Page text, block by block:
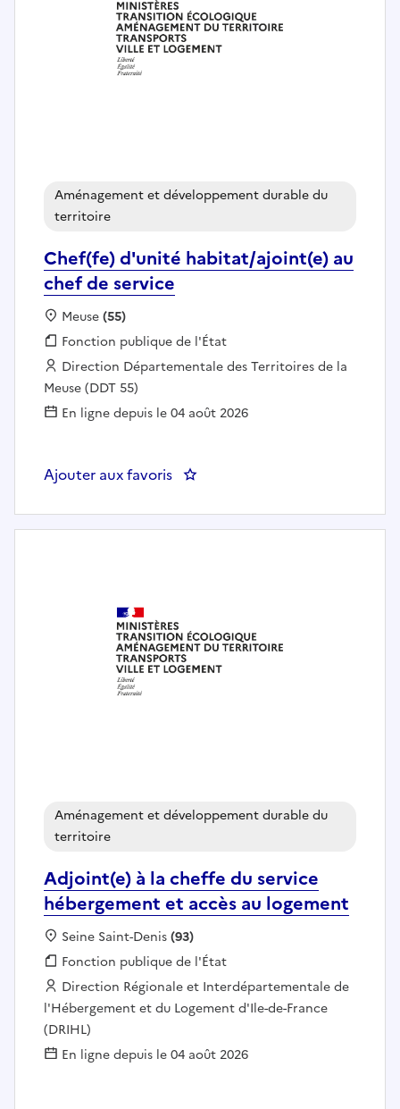
Chef(fe) d'unité habitat/ajoint(e) au
chef de service
Aménagement et développement durable du
territoire
Localisation :
Meuse(55)
Fonction publique :
Fonction publique de l'État
Employeur :
Direction Départementale des Territoires de la
Meuse (DDT 55)
En ligne depuis le 04 août 2026
Ajouter aux favoris : Chef(fe) d'unité habitat/
Adjoint(e) à la cheffe du service
hébergement et accès au logement
Aménagement et développement durable du
territoire
Localisation :
Seine Saint-Denis(93)
Fonction publique :
Fonction publique de l'État
Employeur :
Direction Régionale et Interdépartementale de
l'Hébergement et du Logement d'Ile-de-France
(DRIHL)
En ligne depuis le 04 août 2026